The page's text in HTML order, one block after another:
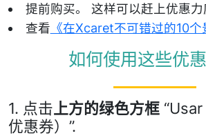
提前购买。 这样可以赶上优惠力
查看 《在Xcaret不可错过的10个
如何使用这些优惠
1. 点击 上方的绿色方框
优惠券）”.